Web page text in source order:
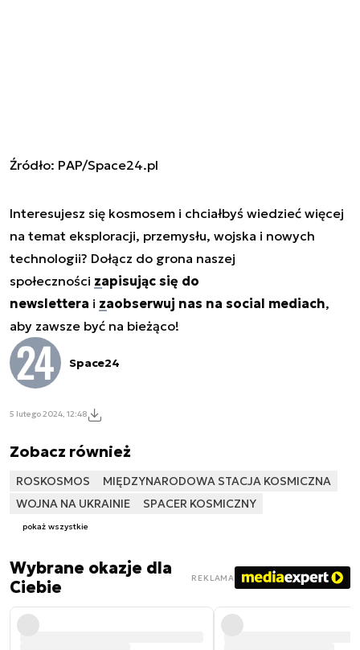
Źródło: PAP/Space24.pl
Interesujesz się kosmosem i chciałbyś wiedzieć więcej
na temat eksploracji, przemysłu, wojska i nowych
technologii? Dołącz do grona naszej
społeczności zapisując się do
newslettera i zaobserwuj nas na social mediach,
aby zawsze być na bieżąco!
Space24
5 lutego 2024, 12:48
Zobacz również
ROSKOSMOS
MIĘDZYNARODOWA STACJA KOSMICZNA
WOJNA NA UKRAINIE
SPACER KOSMICZNY
pokaż wszystkie
Wybrane okazje dla
Ciebie
REKLAMA